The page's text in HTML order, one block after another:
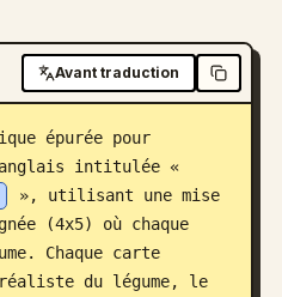
Avant traduction
épurée pour
intitulée «
», utilisant une mise
(4x5) où chaque
Chaque carte
réaliste du légume, le